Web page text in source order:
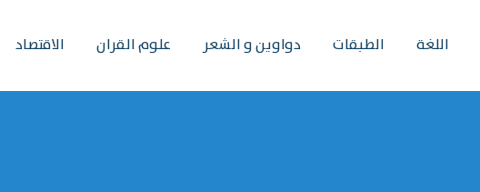
اللغة الطبقات دواوين و الشعر علوم القران الاقتصاد